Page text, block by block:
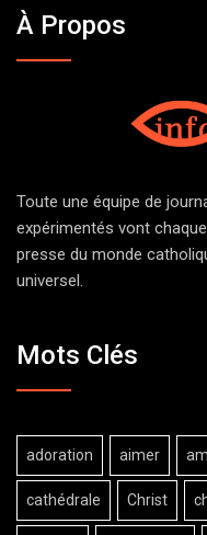
À Propos
Toute une équipe de
expérimentés vont
presse du monde
universel.
Mots Clés
adoration aimer
cathédrale Christ